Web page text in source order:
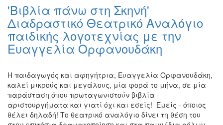
'Βιβλία πάνω στη Σκηνή'
Διαδραστικό Θεατρικό Αναλόγιο
παιδικής λογοτεχνίας με την
Ευαγγελία Ορφανουδάκη
Η παιδαγωγός και αφηγήτρια, Ευαγγελία Ορφανουδάκη,
καλεί μικρούς και μεγάλους, μία φορά το μήνα, σε μία
παράσταση όπου πρωταγωνιστούν βιβλία -
αριστουργήματα και γιατί όχι και εσείς! Εμείς - όποιος
θέλει δηλαδή! Το θεατρικό αναλόγιο δίνει τη θέση του